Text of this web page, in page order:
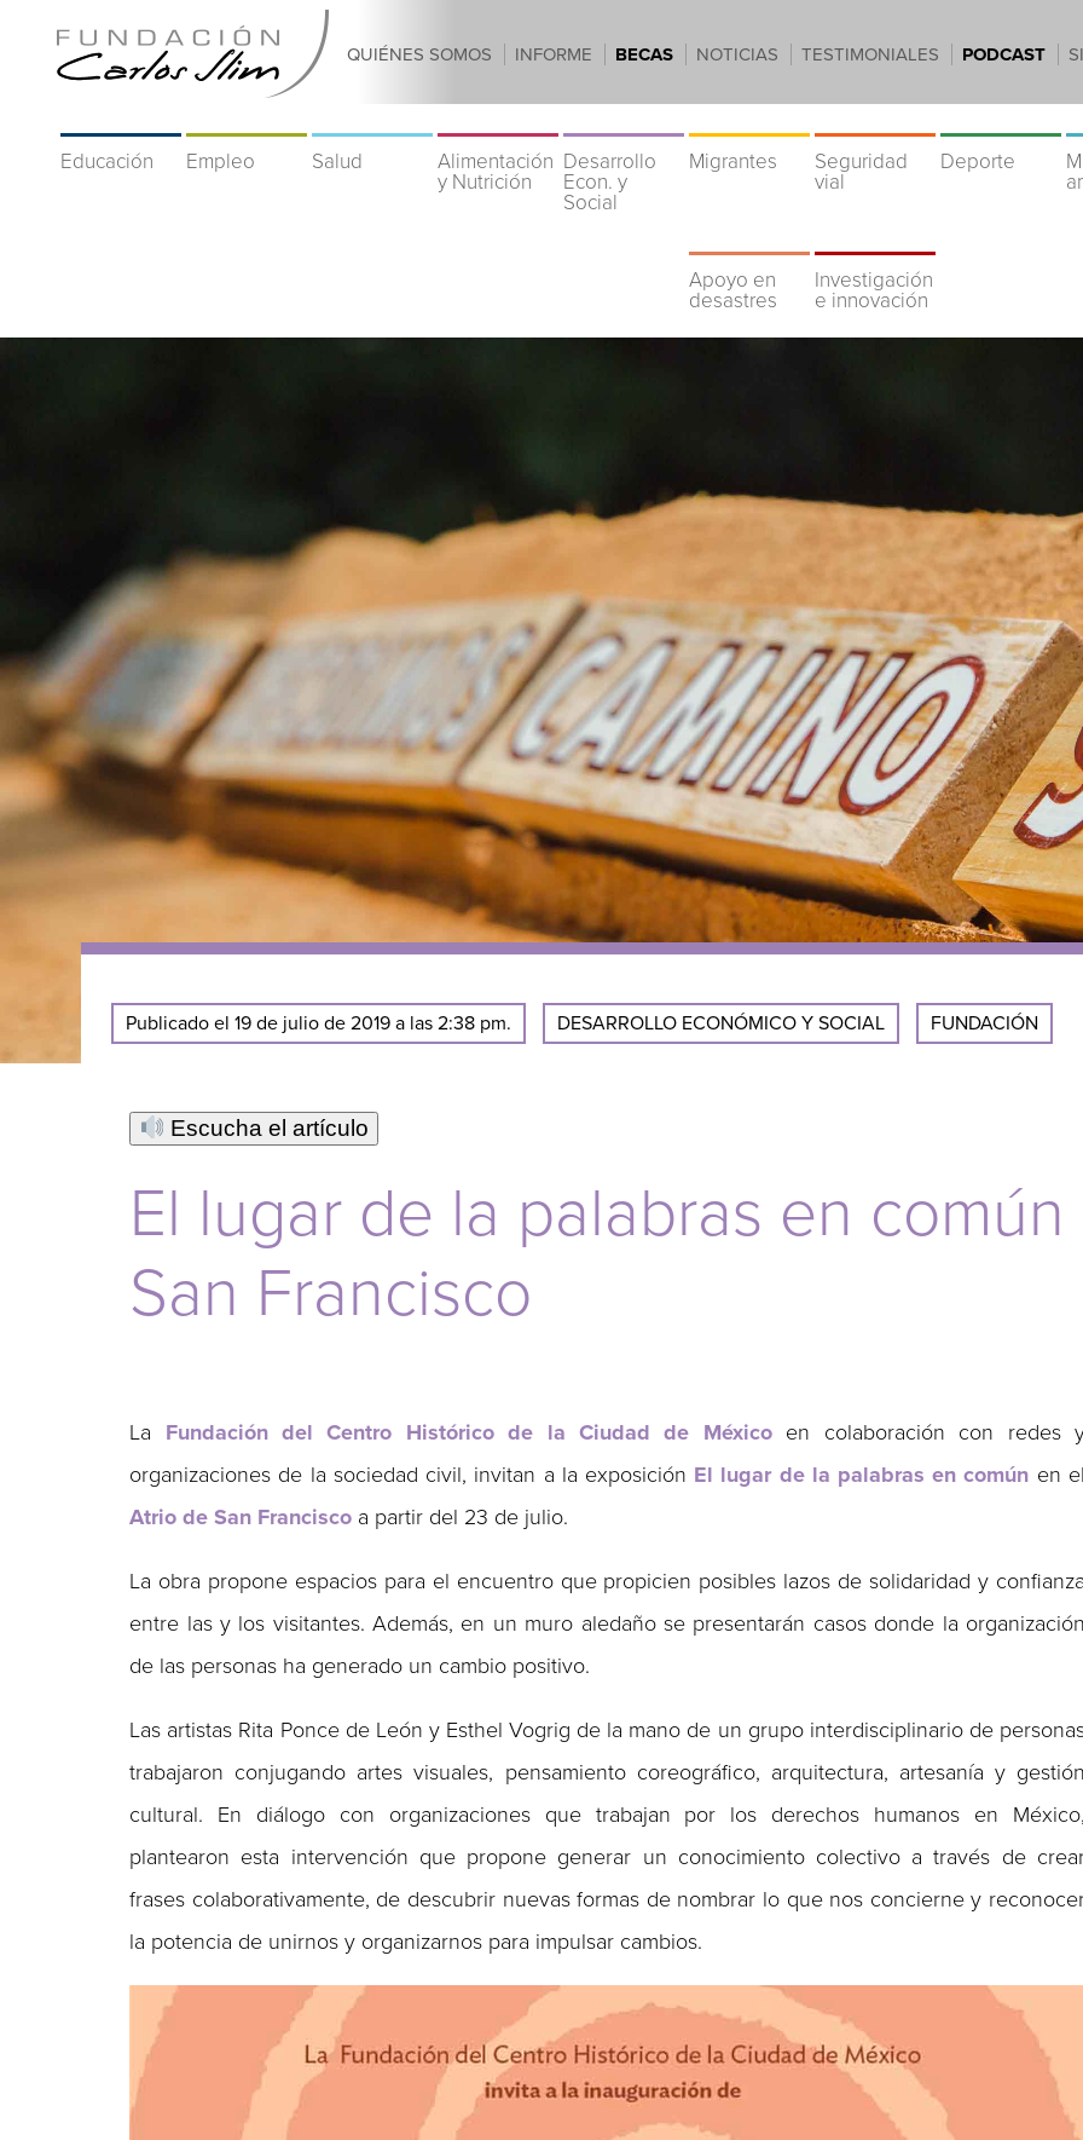
QUIÉNES SOMOS INFORME BECAS NOTICIAS TESTIMONIALES PODCAST
Educación Empleo Salud
Alimentación
y Nutrición
Desarrollo
Econ. y
Social
Migrantes
Seguridad
vial
Deporte
Apoyo en
desastres
Investigación
e innovación
Publicado el 19 de julio de 2019 a las 2:38 pm. DESARROLLO ECONÓMICO Y SOCIAL FUNDACIÓN
Escucha el artículo
El lugar de la palabras en
San Francisco
La Fundación del Centro Histórico de la Ciudad de Méxicoen colaboración con redes
organizaciones de la sociedad civil, invitan a la exposición El lugar de la palabras en común en
Atrio de San Francisco a partir del 23 de julio.
La obra propone espacios para el encuentro que propicien posibles lazos de solidaridad y
entre las y los visitantes. Además, en un muro aledaño se presentarán casos donde la
de las personas ha generado un cambio positivo.
Las artistas Rita Ponce de León y Esthel Vogrig de la mano de un grupo interdisciplinario de
trabajaron conjugando artes visuales, pensamiento coreográfico, arquitectura, artesanía y
cultural. En diálogo con organizaciones que trabajan por los derechos humanos en
plantearon esta intervención que propone generar un conocimiento colectivo a través de
frases colaborativamente, de descubrir nuevas formas de nombrar lo que nos concierne y
la potencia de unirnos y organizarnos para impulsar cambios.